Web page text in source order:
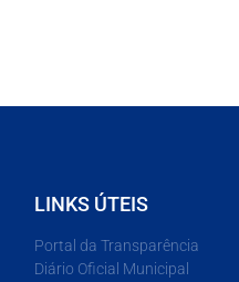
LINKS ÚTEIS
Portal da Transparência
Diário Oficial Municipal